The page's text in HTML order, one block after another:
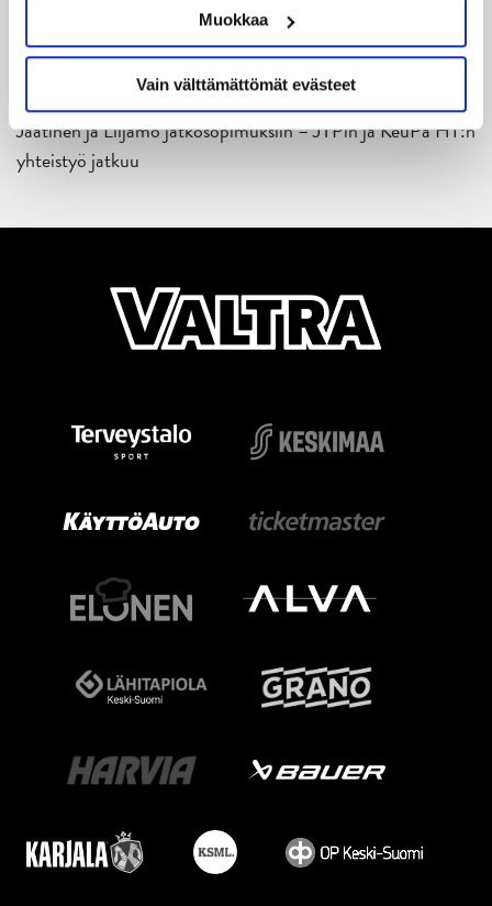
Muokkaa
Vain välttämättömät evästeet
Reece Newkirk vahvistamaan JYP-hyökkäystä!
Jaatinen ja Liljamo jatkosopimuksiin – JYPin ja KeuPa HT:n
yhteistyö jatkuu